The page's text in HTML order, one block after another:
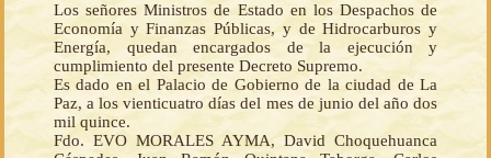
Los señores Ministros de Estado en los Despachos de
Economía y Finanzas Públicas, y de Hidrocarburos y
Energía, quedan encargados de la ejecución y
cumplimiento del presente Decreto Supremo.
Es dado en el Palacio de Gobierno de la ciudad de La
Paz, a los vienticuatro días del mes de junio del año dos
mil quince.
Fdo. EVO MORALES AYMA, David Choquehuanca